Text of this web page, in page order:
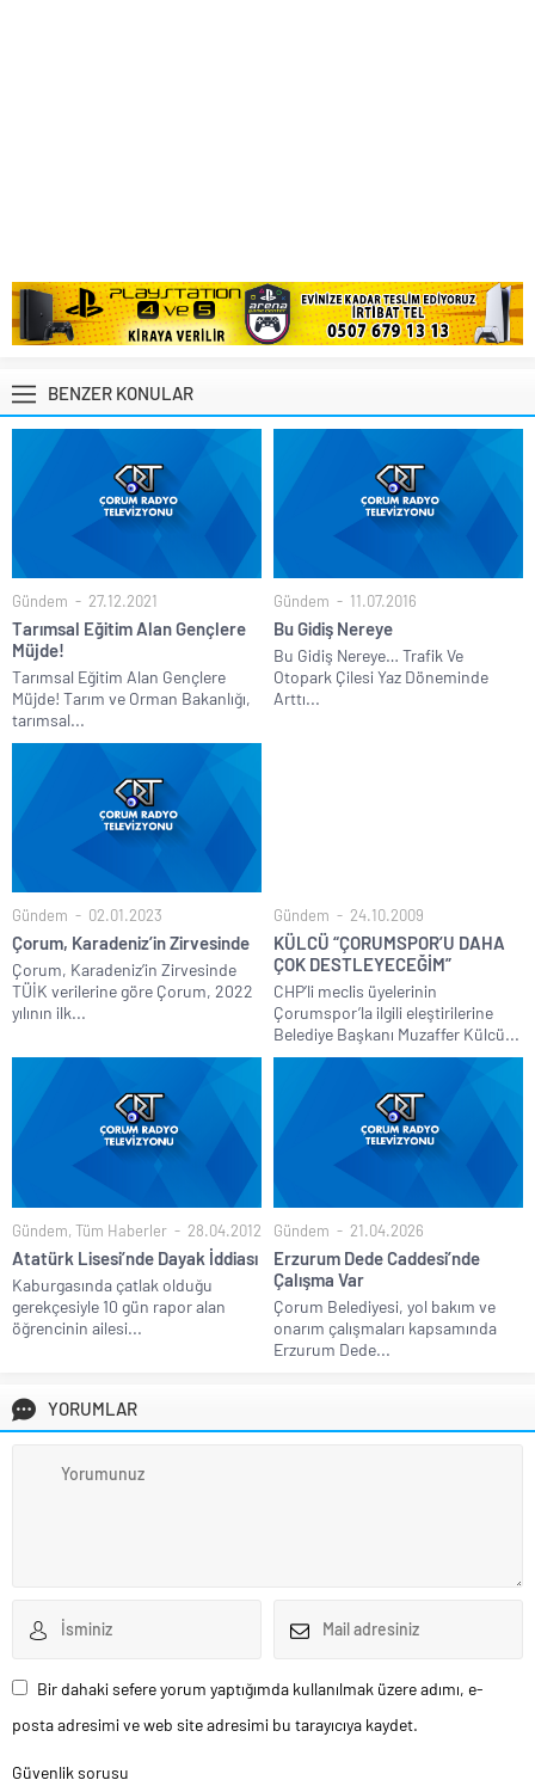
BENZER KONULAR
Gündem 27.12.2021
Tarımsal Eğitim Alan Gençlere
Müjde!
Tarımsal Eğitim Alan Gençlere
Müjde! Tarım ve Orman Bakanlığı,
tarımsal...
Gündem 11.07.2016
Bu Gidiş Nereye
Bu Gidiş Nereye… Trafik Ve
Otopark Çilesi Yaz Döneminde
Arttı...
Gündem 02.01.2023
Çorum, Karadeniz’in Zirvesinde
Çorum, Karadeniz’in Zirvesinde
TÜİK verilerine göre Çorum, 2022
yılının ilk...
Gündem 24.10.2009
KÜLCÜ “ÇORUMSPOR’U DAHA
ÇOK DESTLEYECEĞİM”
CHP’li meclis üyelerinin
Çorumspor’la ilgili eleştirilerine
Belediye Başkanı Muzaffer Külcü...
Gündem, Tüm Haberler 28.04.2012
Atatürk Lisesi’nde Dayak İddiası
Kaburgasında çatlak olduğu
gerekçesiyle 10 gün rapor alan
öğrencinin ailesi...
Gündem 21.04.2026
Erzurum Dede Caddesi’nde
Çalışma Var
Çorum Belediyesi, yol bakım ve
onarım çalışmaları kapsamında
Erzurum Dede...
YORUMLAR
Bir dahaki sefere yorum yaptığımda kullanılmak üzere adımı, e-
posta adresimi ve web site adresimi bu tarayıcıya kaydet.
Güvenlik sorusu